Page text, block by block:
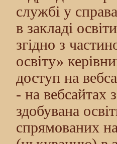
службі у
в закладі
згідно з
освіту»
доступ на
- на вебсайтах
здобувана
спрямованих